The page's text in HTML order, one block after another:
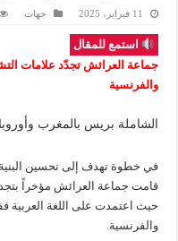
11 فبراير، 2025 جهات
استمع للمقال
جماعة العرائش تجدّد علامات
والفرنسية
الشاملة بريس بالمغرب
في خطوة تهدف إلى تحسين البنية
قامت جماعة العرائش مؤخراً
حيث اعتمدت على اللغة العربية
والفرنسية.